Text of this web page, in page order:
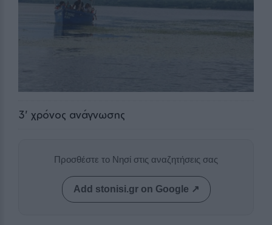
3' χρόνος ανάγνωσης
Προσθέστε το Νησί στις αναζητήσεις σας
Add stonisi.gr on Google ↗